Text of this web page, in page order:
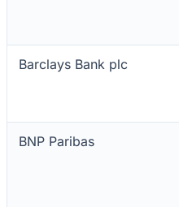
Barclays Bank plc
BNP Paribas